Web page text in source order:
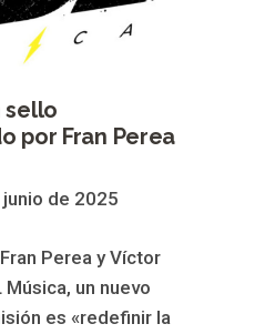
sello
por Fran Perea
de 2025
Perea y Víctor
un nuevo
es «redefinir la